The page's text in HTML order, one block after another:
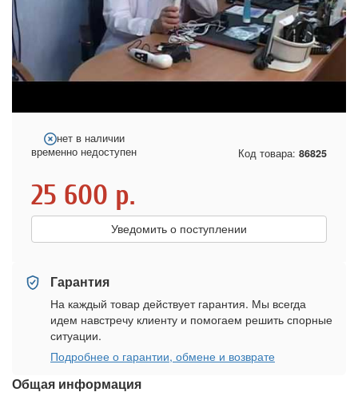
Общая информация
нет в наличии
временно недоступен
Код товара: 86825
25 600 р.
Уведомить о поступлении
Гарантия
На каждый товар действует гарантия. Мы всегда
идем навстречу клиенту и помогаем решить спорные
ситуации.
Подробнее о гарантии, обмене и возврате